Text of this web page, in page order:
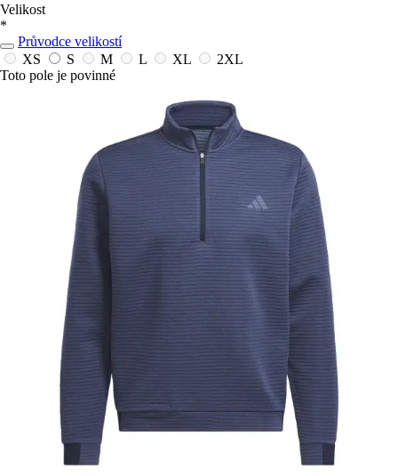
Velikost
*
Průvodce velikostí
XS
S M L XL
2XL
Toto pole je povinné